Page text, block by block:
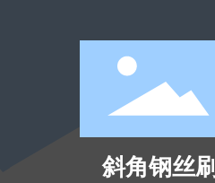
斜角钢丝刷